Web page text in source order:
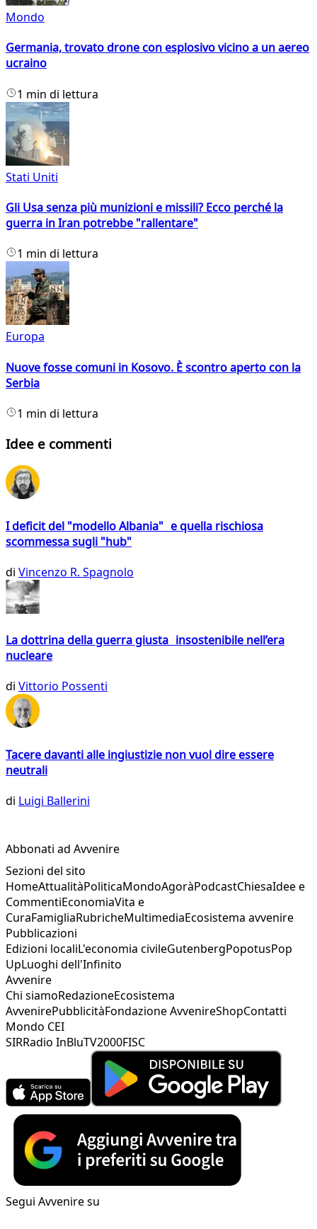
Mondo
Germania, trovato drone con esplosivo vicino a un aereo
ucraino
1 min di lettura
Stati Uniti
Gli Usa senza più munizioni e missili? Ecco perché la
guerra in Iran potrebbe "rallentare"
1 min di lettura
Europa
Nuove fosse comuni in Kosovo. È scontro aperto con la
Serbia
1 min di lettura
Idee e commenti
I deficit del "modello Albania" e quella rischiosa
scommessa sugli "hub"
di Vincenzo R. Spagnolo
La dottrina della guerra giusta insostenibile nell’era
nucleare
di Vittorio Possenti
Tacere davanti alle ingiustizie non vuol dire essere
neutrali
di Luigi Ballerini
Abbonati ad Avvenire
Sezioni del sito
HomeAttualitàPoliticaMondoAgoràPodcastChiesaIdee e
CommentiEconomiaVita e
CuraFamigliaRubricheMultimediaEcosistema avvenire
Pubblicazioni
Edizioni localiL'economia civileGutenbergPopotusPop
UpLuoghi dell'Infinito
Avvenire
Chi siamoRedazioneEcosistema
AvvenirePubblicitàFondazione AvvenireShopContatti
Mondo CEI
SIRRadio InBluTV2000FISC
Segui Avvenire su